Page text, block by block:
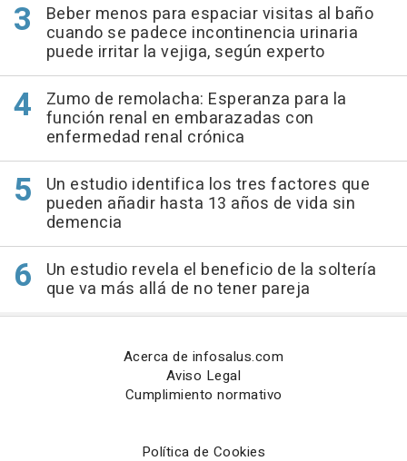
Beber menos para espaciar visitas al baño
cuando se padece incontinencia urinaria
puede irritar la vejiga, según experto
Zumo de remolacha: Esperanza para la
función renal en embarazadas con
enfermedad renal crónica
Un estudio identifica los tres factores que
pueden añadir hasta 13 años de vida sin
demencia
Un estudio revela el beneficio de la soltería
que va más allá de no tener pareja
Acerca de infosalus.com
Aviso Legal
Cumplimiento normativo
Política de Cookies